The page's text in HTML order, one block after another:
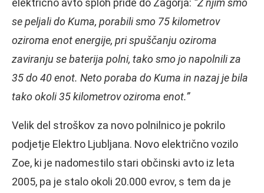
električno avto sploh pride do Zagorja: “Z njim smo
se peljali do Kuma, porabili smo 75 kilometrov
oziroma enot energije, pri spuščanju oziroma
zaviranju se baterija polni, tako smo jo napolnili za
35 do 40 enot. Neto poraba do Kuma in nazaj je bila
tako okoli 35 kilometrov oziroma enot.”
Velik del stroškov za novo polnilnico je pokrilo
podjetje Elektro Ljubljana. Novo električno vozilo
Zoe, ki je nadomestilo stari občinski avto iz leta
2005, pa je stalo okoli 20.000 evrov, s tem da je